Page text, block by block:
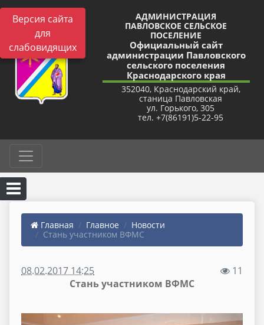
Версия сайта
для
слабовидящих
АДМИНИСТРАЦИЯ
ПАВЛОВСКОЕ СЕЛЬСКОЕ
ПОСЕЛЕНИЕ
Официальный сайт
администрации Павловского
сельского поселения
Краснодарского края
352040, Краснодарский край,
станица Павловская
ул. Горького, 305
тел. +7(86191)5-22-95
Главная Главное
Новости
Стань участником ВФМС
08.02.2017 14:25
11
Стань участником ВФМС